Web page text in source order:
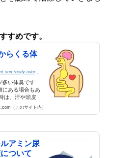
すめです。
らくる体
http://body-odor-improvement.com/body-odor/viscera.html
多い体臭です
にある場合もあ
は、汗や頭皮
（このサイト内）
アミン尿
ついて